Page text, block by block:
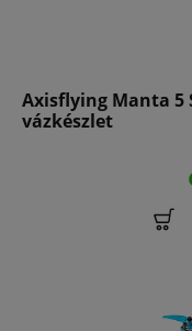
Axisflying Manta 5
vázkészlet